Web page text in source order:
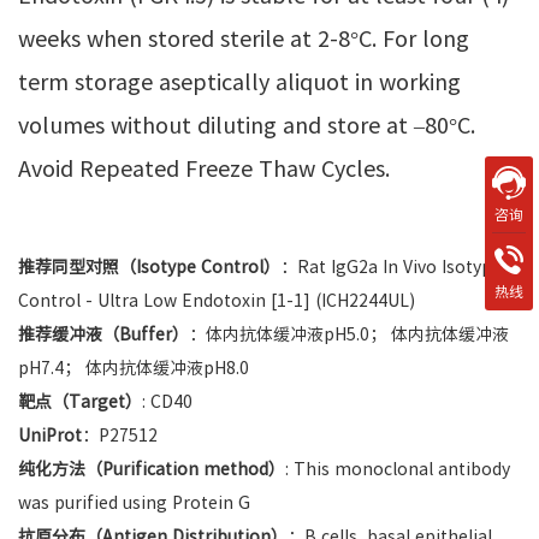
weeks when stored sterile at 2-8°C. For long
term storage aseptically aliquot in working
volumes without diluting and store at –80°C.
Avoid Repeated Freeze Thaw Cycles.
推荐同型对照（Isotype Control）
：Rat IgG2a In Vivo Isotype
Control - Ultra Low Endotoxin [1-1] (ICH2244UL)
推荐缓冲液（Buffer）
：体内抗体缓冲液pH5.0； 体内抗体缓冲液
pH7.4； 体内抗体缓冲液pH8.0
靶点（Target） : CD40
UniProt ：P27512
纯化方法（Purification method） : This monoclonal antibody
was purified using Protein G
咨询
热线